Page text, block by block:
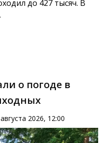
до 427 тысяч. В
о погоде в
2026, 12:00